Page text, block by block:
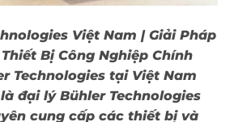
Việt Nam | Giải Pháp
Bị Công Nghiệp Chính
Technologies tại Việt Nam
đại lý Bühler Technologies
cung cấp các thiết bị và